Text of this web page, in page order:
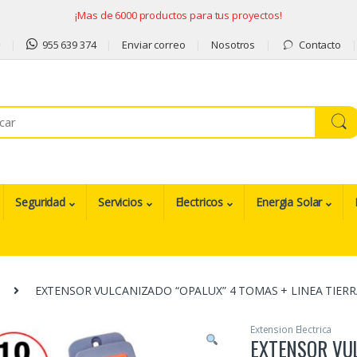
¡Mas de 6000 productos para tus proyectos!
955 639 374 Enviar correo Nosotros Contacto
Seguridad Servicios Electricos Energia Solar
EXTENSOR VULCANIZADO “OPALUX” 4 TOMAS + LINEA
Extension Electrica
EXTENSOR